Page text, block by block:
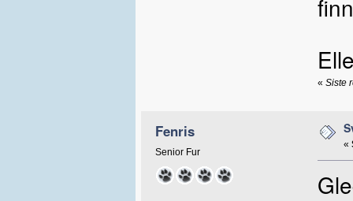
« Siste
Fenris
Senior Fur
«